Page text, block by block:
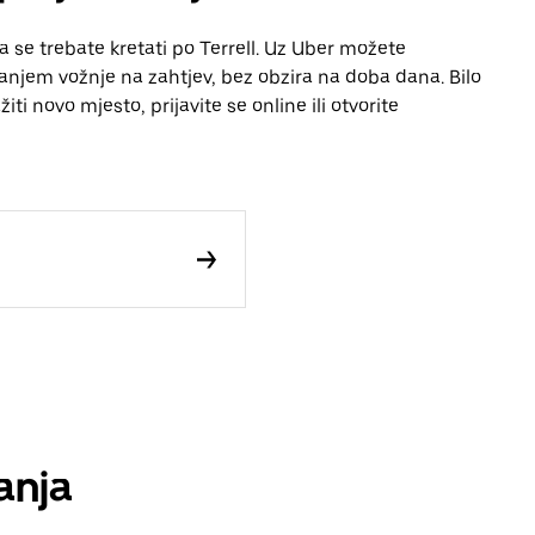
trebate kretati po Terrell. Uz Uber možete
vožnje na zahtjev, bez obzira na doba dana. Bilo
novo mjesto, prijavite se online ili otvorite